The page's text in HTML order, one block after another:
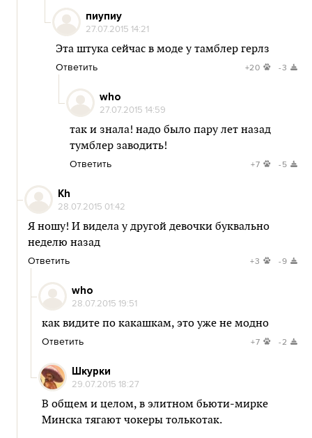
пиупиу
27.07.2015 14:21
Эта штука сейчас в моде у тамблер герлз
Ответить +20 -3
who
27.07.2015 14:59
так и знала! надо было пару лет назад
тумблер заводить!
Ответить +7 -5
Kh
28.07.2015 01:42
Я ношу! И видела у другой девочки буквально
неделю назад
Ответить +3 -9
who
28.07.2015 19:51
как видите по какашкам, это уже не модно
Ответить +7 -2
Шкурки
29.07.2015 18:27
В общем и целом, в элитном бьюти-мирке
Минска тягают чокеры толькотак.